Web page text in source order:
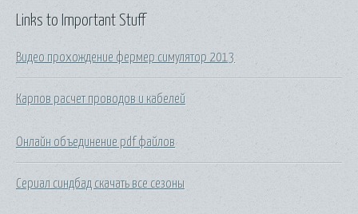
Links to Important Stuff
Видео прохождение фермер симулятор 2013
Карпов расчет проводов и кабелей
Онлайн объединение pdf файлов
Сериал синдбад скачать все сезоны